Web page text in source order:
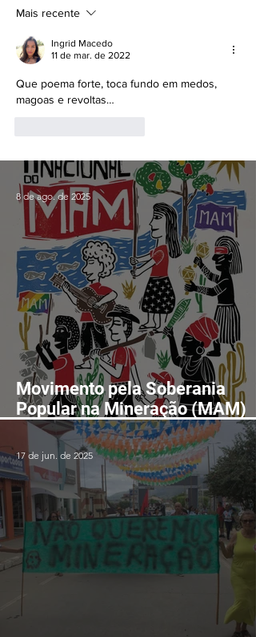
Mais recente
Ingrid Macedo
11 de mar. de 2022
Que poema forte, toca fundo em medos,
magoas e revoltas…
Movimento pela Soberania
Popular na Mineração (MAM)
realizará II Encontro Nacional
em Fortaleza-CE entre os dias
24 e 28 de agosto
8 de ago. de 2025
17 de jun. de 2025